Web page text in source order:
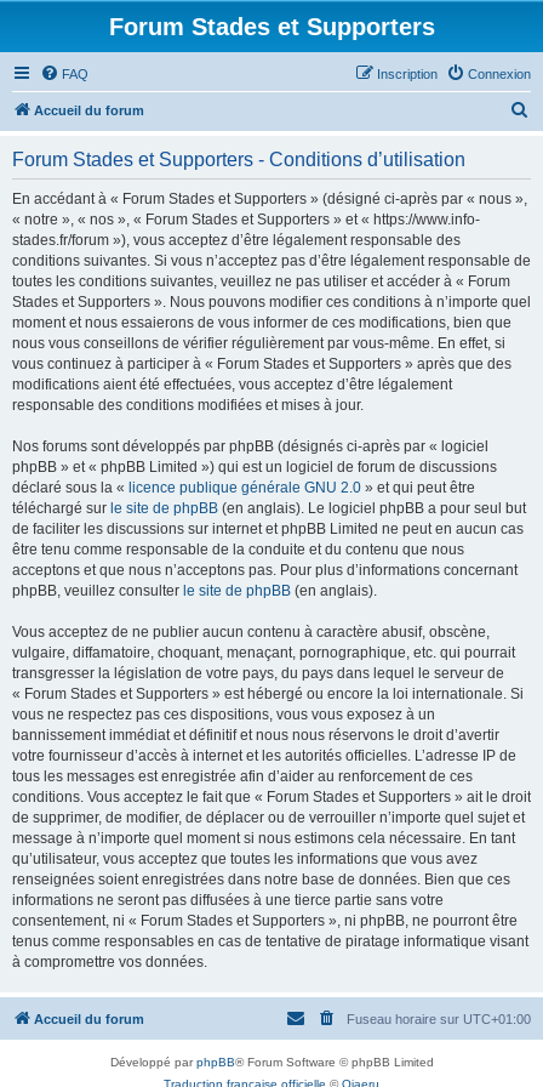
Forum Stades et Supporters
FAQ Connexion
Inscription
Accueil du forum
Forum Stades et Supporters - Conditions d’utilisation
En accédant à « Forum Stades et Supporters » (désigné ci-après par « nous »,
« notre », « nos », « Forum Stades et Supporters » et « https://www.info-
stades.fr/forum »), vous acceptez d’être légalement responsable des
conditions suivantes. Si vous n’acceptez pas d’être légalement responsable de
toutes les conditions suivantes, veuillez ne pas utiliser et accéder à « Forum
Stades et Supporters ». Nous pouvons modifier ces conditions à n’importe quel
moment et nous essaierons de vous informer de ces modifications, bien que
nous vous conseillons de vérifier régulièrement par vous-même. En effet, si
vous continuez à participer à « Forum Stades et Supporters » après que des
modifications aient été effectuées, vous acceptez d’être légalement
responsable des conditions modifiées et mises à jour.
Nos forums sont développés par phpBB (désignés ci-après par « logiciel
phpBB » et « phpBB Limited ») qui est un logiciel de forum de discussions
déclaré sous la « licence publique générale GNU 2.0 » et qui peut être
téléchargé sur le site de phpBB (en anglais). Le logiciel phpBB a pour seul but
de faciliter les discussions sur internet et phpBB Limited ne peut en aucun cas
être tenu comme responsable de la conduite et du contenu que nous
acceptons et que nous n’acceptons pas. Pour plus d’informations concernant
phpBB, veuillez consulter le site de phpBB (en anglais).
Vous acceptez de ne publier aucun contenu à caractère abusif, obscène,
vulgaire, diffamatoire, choquant, menaçant, pornographique, etc. qui pourrait
transgresser la législation de votre pays, du pays dans lequel le serveur de
« Forum Stades et Supporters » est hébergé ou encore la loi internationale. Si
vous ne respectez pas ces dispositions, vous vous exposez à un
bannissement immédiat et définitif et nous nous réservons le droit d’avertir
votre fournisseur d’accès à internet et les autorités officielles. L’adresse IP de
tous les messages est enregistrée afin d’aider au renforcement de ces
conditions. Vous acceptez le fait que « Forum Stades et Supporters » ait le droit
de supprimer, de modifier, de déplacer ou de verrouiller n’importe quel sujet et
message à n’importe quel moment si nous estimons cela nécessaire. En tant
qu’utilisateur, vous acceptez que toutes les informations que vous avez
renseignées soient enregistrées dans notre base de données. Bien que ces
informations ne seront pas diffusées à une tierce partie sans votre
consentement, ni « Forum Stades et Supporters », ni phpBB, ne pourront être
tenus comme responsables en cas de tentative de piratage informatique visant
à compromettre vos données.
Accueil du forum Fuseau horaire sur UTC+01:00
Développé parphpBB® Forum Software © phpBB Limited
Traduction française officielle ©Qiaeru